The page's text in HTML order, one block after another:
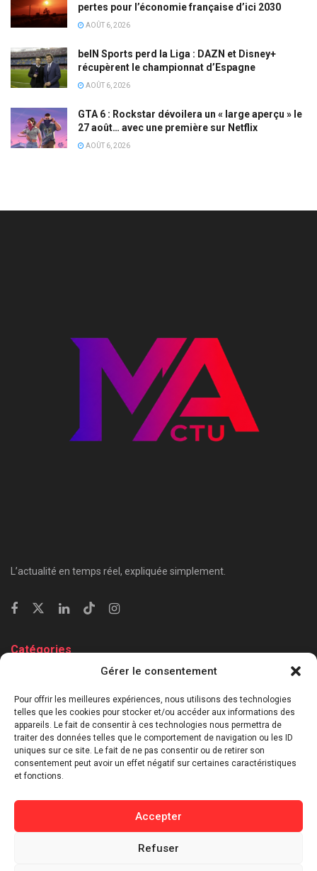
Gérer le consentement
Pour offrir les meilleures expériences, nous utilisons des technologies
telles que les cookies pour stocker et/ou accéder aux informations des
appareils. Le fait de consentir à ces technologies nous permettra de
traiter des données telles que le comportement de navigation ou les ID
uniques sur ce site. Le fait de ne pas consentir ou de retirer son
consentement peut avoir un effet négatif sur certaines caractéristiques
et fonctions.
Accepter
Refuser
pertes pour l’économie française d’ici 2030
AOÛT 6, 2026
beIN Sports perd la Liga : DAZN et Disney+
récupèrent le championnat d’Espagne
AOÛT 6, 2026
GTA 6 : Rockstar dévoilera un « large aperçu » le
27 août… avec une première sur Netflix
AOÛT 6, 2026
L’actualité en temps réel, expliquée simplement.
Catégories
Économie & Business
⁠Culture & Divertissement
⁠Tech & Innovation
Sport
Lifestyle